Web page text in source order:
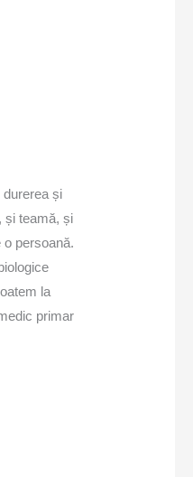
și
și teamă, și
persoană.
la
primar